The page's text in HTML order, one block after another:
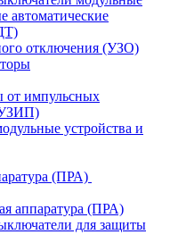
автоматические
отключения (УЗО)
от импульсных
устройства и
(ПРА)
аппаратура (ПРА)
для защиты